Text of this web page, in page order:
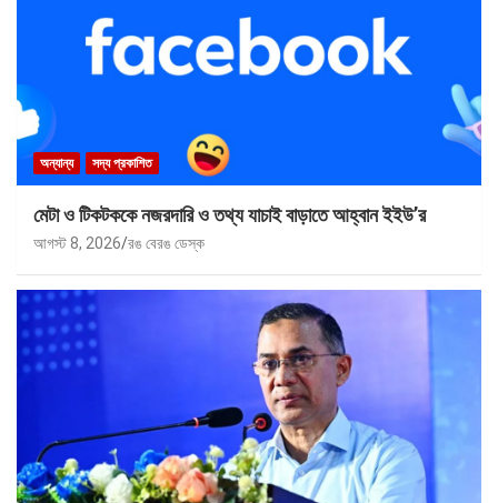
অন্যান্য সদ্য প্রকাশিত
মেটা ও টিকটককে নজরদারি ও তথ্য যাচাই বাড়াতে আহ্বান ইইউ’র
আগস্ট 8, 2026 রঙ বেরঙ ডেস্ক